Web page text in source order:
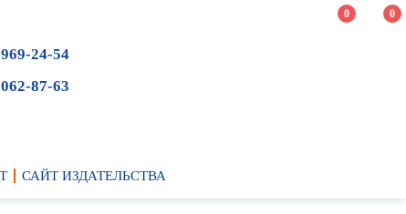
0 0
24-54
87-63
САЙТ ИЗДАТЕЛЬСТВА